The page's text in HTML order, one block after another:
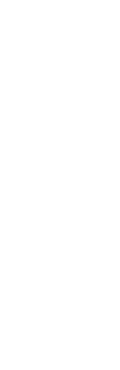
」がロー
で全て
ッフによる
売実績
ある質問
産の経験
受給者でも